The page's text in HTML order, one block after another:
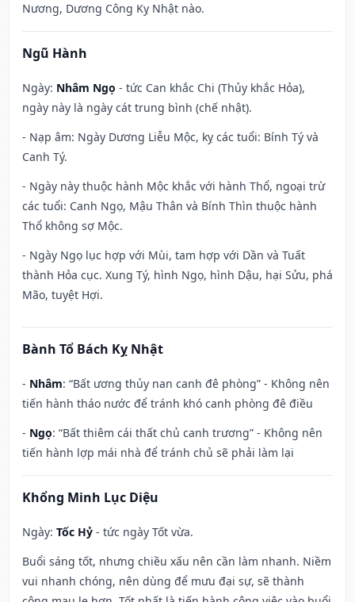
Nương, Dương Công Kỵ Nhật nào.
Ngũ Hành
Ngày: Nhâm Ngọ - tức Can khắc Chi (Thủy khắc Hỏa),
ngày này là ngày cát trung bình (chế nhật).
- Nạp âm: Ngày Dương Liễu Mộc, kỵ các tuổi: Bính Tý và
Canh Tý.
- Ngày này thuộc hành Mộc khắc với hành Thổ, ngoại trừ
các tuổi: Canh Ngọ, Mậu Thân và Bính Thìn thuộc hành
Thổ không sợ Mộc.
- Ngày Ngọ lục hợp với Mùi, tam hợp với Dần và Tuất
thành Hỏa cục. Xung Tý, hình Ngọ, hình Dậu, hại Sửu, phá
Mão, tuyệt Hợi.
Bành Tổ Bách Kỵ Nhật
- Nhâm: “Bất ương thủy nan canh đê phòng” - Không nên
tiến hành tháo nước để tránh khó canh phòng đê điều
- Ngọ: “Bất thiêm cái thất chủ canh trương” - Không nên
tiến hành lợp mái nhà để tránh chủ sẽ phải làm lại
Khổng Minh Lục Diệu
Ngày: Tốc Hỷ - tức ngày Tốt vừa.
Buổi sáng tốt, nhưng chiều xấu nên cần làm nhanh. Niềm
vui nhanh chóng, nên dùng để mưu đại sự, sẽ thành